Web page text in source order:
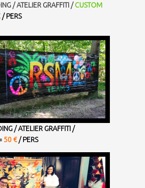
/ ATELIER GRAFFITI /CUSTOM
/ PERS
/ ATELIER GRAFFITI /
50 € / PERS